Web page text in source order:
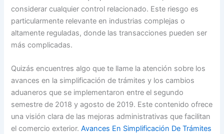
considerar cualquier control relacionado. Este riesgo es
particularmente relevante en industrias complejas o
altamente reguladas, donde las transacciones pueden ser
más complicadas.
Quizás encuentres algo que te llame la atención sobre los
avances en la simplificación de trámites y los cambios
aduaneros que se implementaron entre el segundo
semestre de 2018 y agosto de 2019. Este contenido ofrece
una visión clara de las mejoras administrativas que facilitan
el comercio exterior.Avances En Simplificación De Trámites